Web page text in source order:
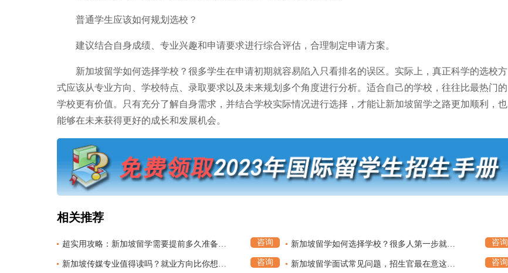
普通学生应该如何规划选校？
建议结合自身成绩、专业兴趣和申请要求进行综合评估，合理制定申请方案。
新加坡留学如何选择学校？很多学生在申请初期就容易陷入只看排名的误区。实际上，真正科学的选校方
式应该从专业方向、学校特点、录取要求以及未来规划多个角度进行分析。适合自己的学校，往往比最热门的
学校更有价值。只有充分了解自身需求，并结合学校实际情况进行选择，才能让新加坡留学之路更加顺利，也
能够在未来获得更好的成长和发展机会。
相关推荐
咨询 咨询
咨询 咨询